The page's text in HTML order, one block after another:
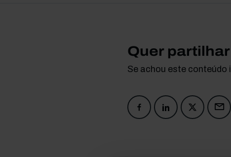
Quer
Se achou este